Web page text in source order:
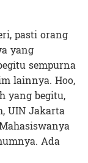
pasti orang
yang
sempurna
lainnya. Hoo,
yang begitu,
UIN Jakarta
Ada